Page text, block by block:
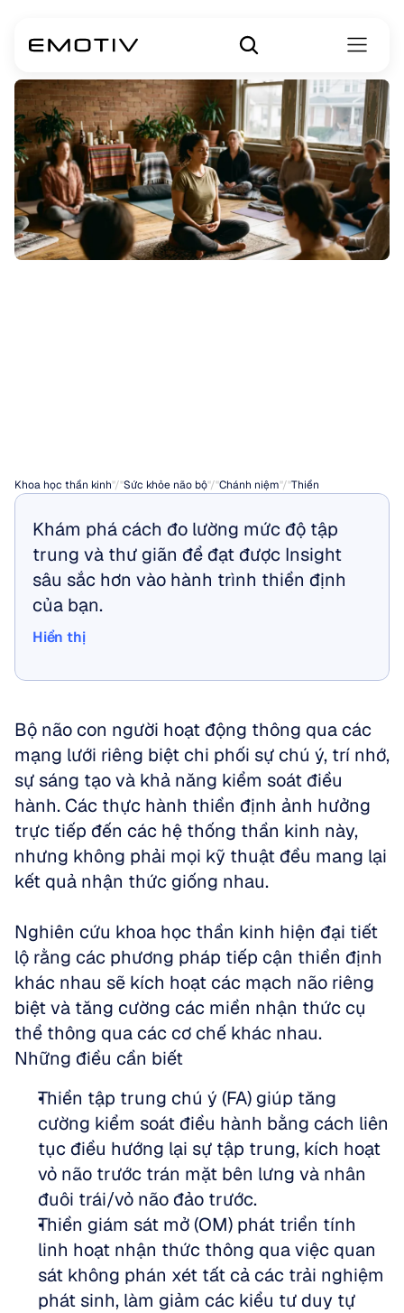
Khoa học thần kinh"/"Sức khỏe não bộ"/"Chánh niệm"/"Thiền
Khám phá cách đo lường mức độ tập
trung và thư giãn để đạt được Insight
sâu sắc hơn vào hành trình thiền định
của bạn.
Hiển thị
Bộ não con người hoạt động thông qua các
mạng lưới riêng biệt chi phối sự chú ý, trí nhớ,
sự sáng tạo và khả năng kiểm soát điều
hành. Các thực hành thiền định ảnh hưởng
trực tiếp đến các hệ thống thần kinh này,
nhưng không phải mọi kỹ thuật đều mang lại
kết quả nhận thức giống nhau.
Nghiên cứu khoa học thần kinh hiện đại tiết
lộ rằng các phương pháp tiếp cận thiền định
khác nhau sẽ kích hoạt các mạch não riêng
biệt và tăng cường các miền nhận thức cụ
thể thông qua các cơ chế khác nhau.
Những điều cần biết
Thiền tập trung chú ý (FA) giúp tăng
cường kiểm soát điều hành bằng cách liên
tục điều hướng lại sự tập trung, kích hoạt
vỏ não trước trán mặt bên lưng và nhân
đuôi trái/vỏ não đảo trước.
Thiền giám sát mở (OM) phát triển tính
linh hoạt nhận thức thông qua việc quan
sát không phán xét tất cả các trải nghiệm
phát sinh, làm giảm các kiểu tư duy tự